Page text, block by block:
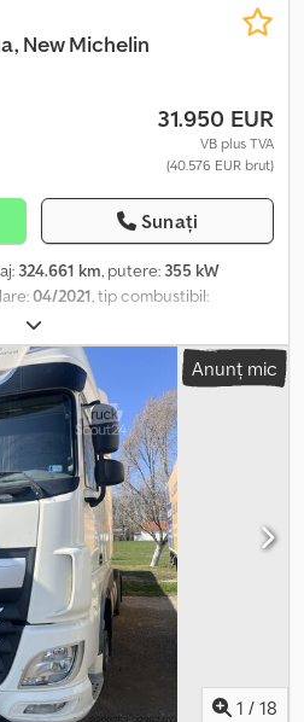
New Michelin
31.950 EUR
VB plus TVA
(40.576 EUR brut)
Sunați
324.661 km, putere: 355 kW
04/2021, tip combustibil:
, combustibil:
, tip de angrenaj:automat, clasă
2021, Dotări:
ABS, AdBlue, EBS
aer condiționat, computer de
proiectoare de ceață, reglare
centralizată, = Opțiuni și
de combustibil din aluminiu -
- Suspensie pneumatică - Scaune
de particule - Radio/CD player -
Cutie de scule = Note = DAF XF480
jante din aliaj,
suplimentare = Csdpfoznlcdox
motor: 12.902 cm³ Greutate
încărcare: 28.015 kg Masa maximă
are
Anunț mic
1 / 18